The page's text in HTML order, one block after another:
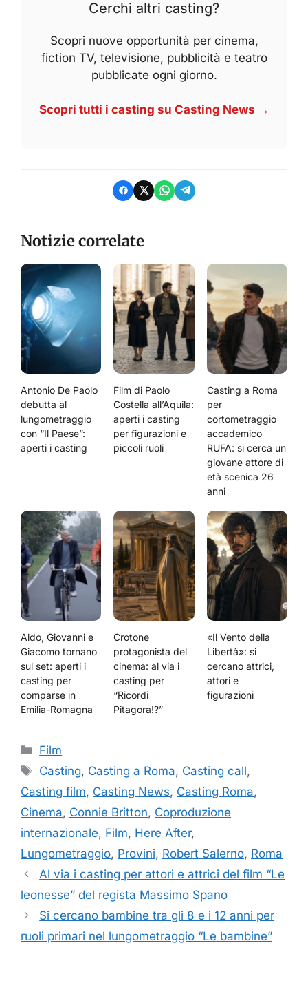
Cerchi altri casting?
Scopri nuove opportunità per cinema,
fiction TV, televisione, pubblicità e teatro
pubblicate ogni giorno.
Scopri tutti i casting su Casting News →
Notizie correlate
Antonio De Paolo
debutta al
lungometraggio
con “Il Paese”:
aperti i casting
Film di Paolo
Costella all’Aquila:
aperti i casting
per figurazioni e
piccoli ruoli
Casting a Roma
per
cortometraggio
accademico
RUFA: si cerca un
giovane attore di
età scenica 26
anni
Aldo, Giovanni e
Giacomo tornano
sul set: aperti i
casting per
comparse in
Emilia-Romagna
Crotone
protagonista del
cinema: al via i
casting per
“Ricordi
Pitagora!?”
«Il Vento della
Libertà»: si
cercano attrici,
attori e
figurazioni
Categorie
Film
Tag
Casting, Casting a Roma, Casting call,
Casting film, Casting News, Casting Roma,
Cinema, Connie Britton, Coproduzione
internazionale, Film, Here After,
Lungometraggio, Provini, Robert Salerno, Roma
Al via i casting per attori e attrici del film “Le
leonesse” del regista Massimo Spano
Si cercano bambine tra gli 8 e i 12 anni per
ruoli primari nel lungometraggio “Le bambine”